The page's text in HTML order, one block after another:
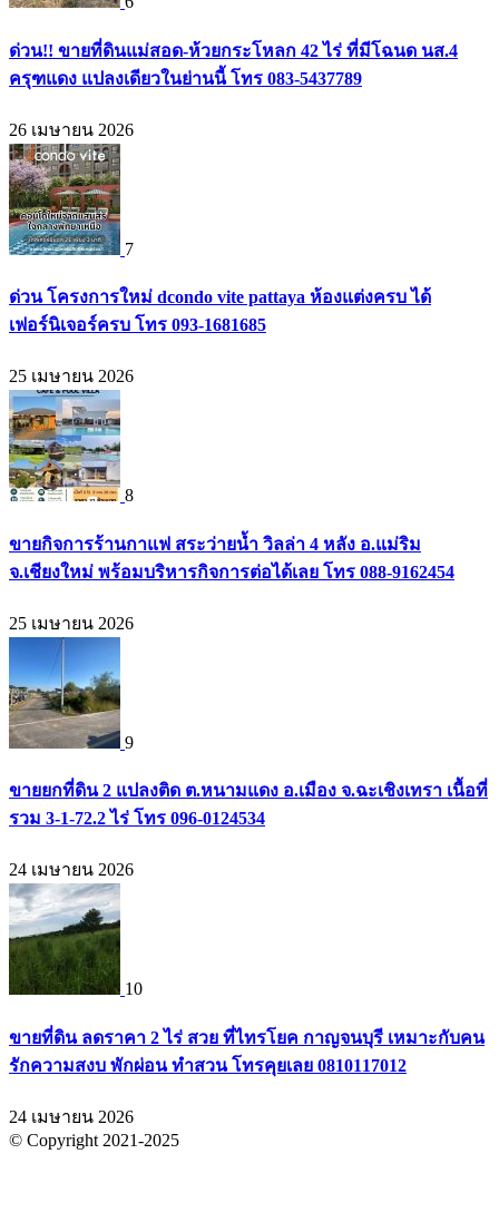
ด่วน!! ขายที่ดินแม่สอด-ห้วยกระโหลก 42 ไร่ ที่มีโฉนด นส.4
ครุฑแดง แปลงเดียวในย่านนี้ โทร 083-5437789
26 เมษายน 2026
7
ด่วน โครงการใหม่ dcondo vite pattaya ห้องแต่งครบ ได้
เฟอร์นิเจอร์ครบ โทร 093-1681685
25 เมษายน 2026
8
ขายกิจการร้านกาแฟ สระว่ายน้ำ วิลล่า 4 หลัง อ.แม่ริม
จ.เชียงใหม่ พร้อมบริหารกิจการต่อได้เลย โทร 088-9162454
25 เมษายน 2026
9
ขายยกที่ดิน 2 แปลงติด ต.หนามแดง อ.เมือง จ.ฉะเชิงเทรา เนื้อที่
รวม 3-1-72.2 ไร่ โทร 096-0124534
24 เมษายน 2026
10
ขายที่ดิน ลดราคา 2 ไร่ สวย ที่ไทรโยค กาญจนบุรี เหมาะกับคน
รักความสงบ พักผ่อน ทำสวน โทรคุยเลย 0810117012
24 เมษายน 2026
© Copyright 2021-2025